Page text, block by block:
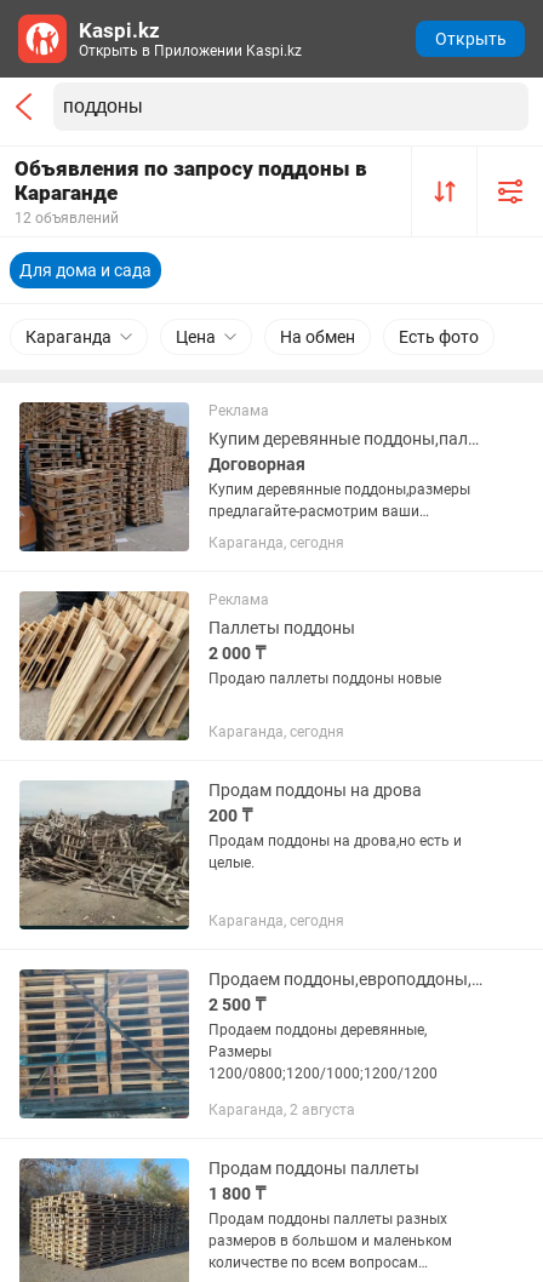
Объявления по запросу поддоны в
Караганде
12 объявлений
Для дома и сада
Караганда Цена На обмен Есть фото
Реклама
Купим деревянные поддоны,паллеты,европоддоны,европаллеты,подоны.
Договорная
Купим деревянные поддоны,размеры
предлагайте-расмотрим ваши
предложения,Самовывоз.
Караганда, сегодня
Реклама
Паллеты поддоны
2 000 ₸
Продаю паллеты поддоны новые
Караганда, сегодня
Продам поддоны на дрова
200 ₸
Продам поддоны на дрова,но есть и
целые.
Караганда, сегодня
Продаем поддоны,европоддоны,европаллеты,поддоны.
2 500 ₸
Продаем поддоны деревянные,
Размеры
1200/0800;1200/1000;1200/1200
Караганда, 2 августа
Продам поддоны паллеты
1 800 ₸
Продам поддоны паллеты разных
размеров в большом и маленьком
количестве по всем вопросам
Kaspi.kz
Открыть в Приложении Kaspi.kz
Открыть